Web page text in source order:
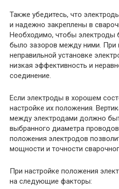
Также убедитесь, что
и надежно закреплены в
Необходимо, чтобы электроды
было зазоров между ними. При
неправильной установке
низкая эффективность и
соединение.
Если электроды в хорошем
настройке их положения.
между электродами должно
выбранного диаметра
положения электродов
мощности и точности
При настройке положения
на следующие факторы: